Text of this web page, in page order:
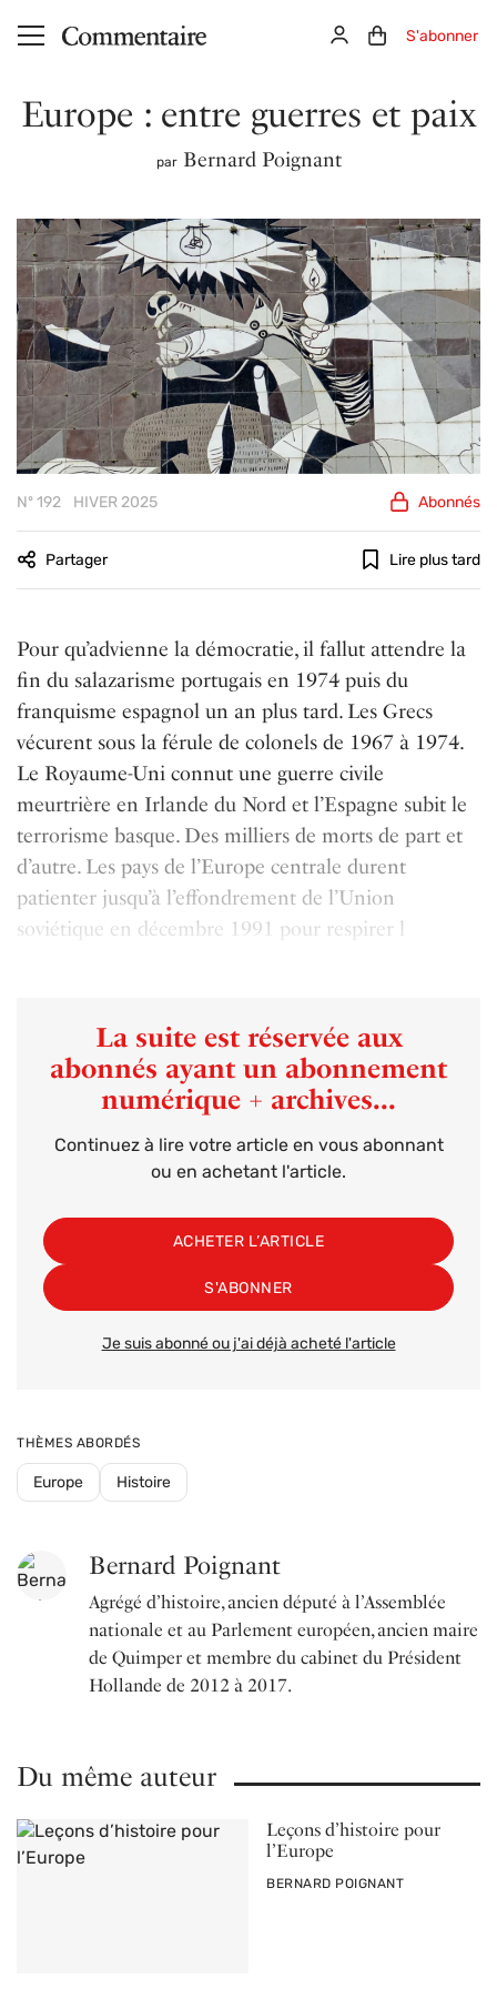
Aller au contenu principal ConnexionPanier (0)
S'abonner
Europe : entre guerres et paix
par Bernard Poignant
Nº 192 HIVER 2025 Abonnés
Partager Lire plus tard
Pour qu’advienne la démocratie, il fallut attendre la
fin du salazarisme portugais en 1974 puis du
franquisme espagnol un an plus tard. Les Grecs
vécurent sous la férule de colonels de 1967 à 1974.
Le Royaume-Uni connut une guerre civile
meurtrière en Irlande du Nord et l’Espagne subit le
terrorisme basque. Des milliers de morts de part et
d’autre. Les pays de l’Europe centrale durent
patienter jusqu’ à l’effondrement de l’Union
soviétique en décembre 1991 pour respirer l
La suite est réservée aux
abonnés ayant un abonnement
numérique + archives...
Continuez à lire votre article en vous abonnant
ou en achetant l'article.
ACHETER L’ARTICLE
S'ABONNER
Je suis abonné ou j'ai déjà acheté l'article
THÈMES ABORDÉS
Europe Histoire
Bernard Poignant
Agrégé d’histoire, ancien député à l’Assemblée
nationale et au Parlement européen, ancien maire
de Quimper et membre du cabinet du Président
Hollande de 2012 à 2017.
Du même auteur
Leçons d’histoire pour
l’Europe
PAR
BERNARD POIGNANT